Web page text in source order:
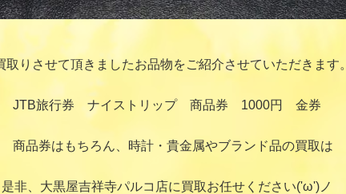
取りさせて頂きましたお品物をご紹介させていただきます
JTB旅行券 ナイストリップ 商品券 1000円 金券
商品券はもちろん、時計・貴金属やブランド品の買取は
是非、大黒屋吉祥寺パルコ店に買取お任せください('ω')ノ